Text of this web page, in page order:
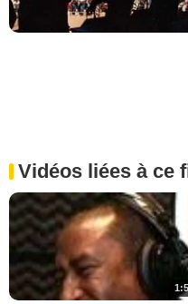
Vidéos liées à ce